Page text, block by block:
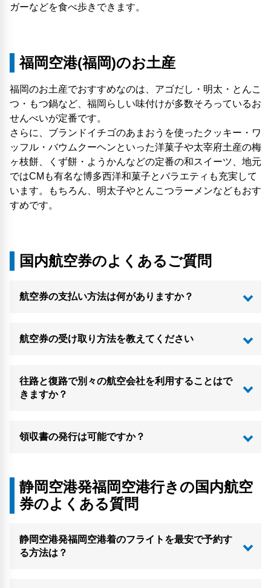
ガーなどを食べ歩きできます。
福岡空港(福岡)のお土産
福岡のお土産でおすすめなのは、アゴだし・明太・とんこ
つ・もつ鍋など、福岡らしい味付けが多数そろっているお
せんべいが定番です。
さらに、ブランドイチゴのあまおうを使ったクッキー・ワ
ッフル・バウムクーヘンといった洋菓子や太宰府土産の梅
ヶ枝餅、くず餅・ようかんなどの定番の和スイーツ、地元
ではCMも有名な博多西洋和菓子とバラエティも充実して
います。もちろん、明太子やとんこつラーメンなどもおす
すめです。
国内航空券のよくあるご質問
航空券の支払い方法は何がありますか？
航空券の受け取り方法を教えてください
往路と復路で別々の航空会社を利用することはで
きますか？
領収書の発行は可能ですか？
静岡空港発福岡空港行きの国内航空
券のよくある質問
静岡空港発福岡空港着のフライトを最安で予約す
る方法は？